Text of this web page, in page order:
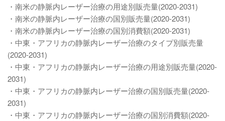
・南米の静脈内レーザー治療の用途別販売量(2020-2031)
・南米の静脈内レーザー治療の国別販売量(2020-2031)
・南米の静脈内レーザー治療の国別消費額(2020-2031)
・中東・アフリカの静脈内レーザー治療のタイプ別販売量
(2020-2031)
・中東・アフリカの静脈内レーザー治療の用途別販売量(2020-
2031)
・中東・アフリカの静脈内レーザー治療の国別販売量(2020-
2031)
・中東・アフリカの静脈内レーザー治療の国別消費額(2020-